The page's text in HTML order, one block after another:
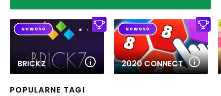
BRICKZ 2020 CONNECT
POPULARNE TAGI